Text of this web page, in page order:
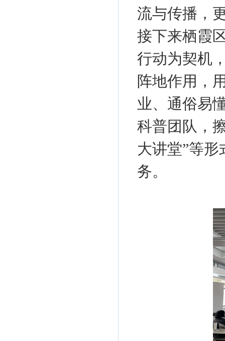
流与传播，
接下来栖霞
行动为契机
阵地作用，
业、通俗易
科普团队，
大讲堂”等
务。